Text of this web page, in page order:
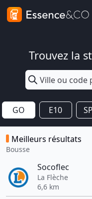
Trouvez la
GO E10
Meilleurs résultats
Bousse
Socoflec
La Flèche
6,6 km